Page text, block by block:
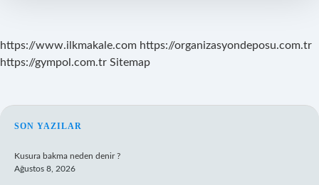
https://www.ilkmakale.com https://organizasyondeposu.com.tr
https://gympol.com.tr Sitemap
SIDEBAR
SON YAZILAR
Kusura bakma neden denir ?
Ağustos 8, 2026